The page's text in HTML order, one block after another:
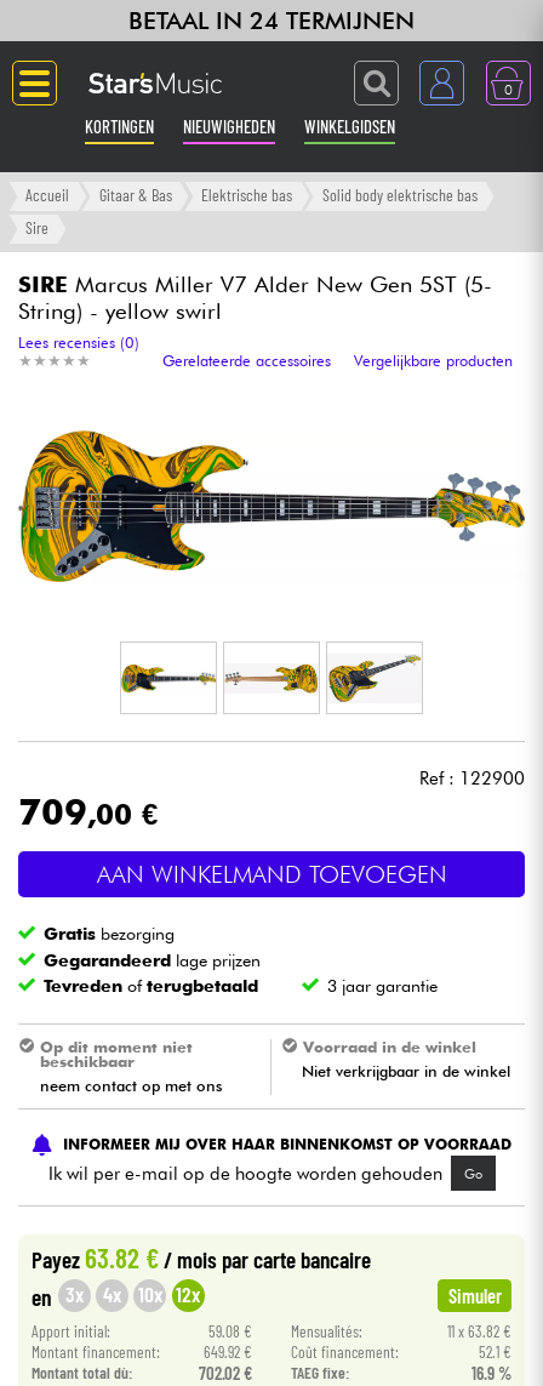
BETAAL IN 24 TERMIJNEN
0
KORTINGEN NIEUWIGHEDEN WINKELGIDSEN
Langue
Versterker & Effecten
Synths & samplers
Home-studio
Hoofdtelefoon
Licht
Drums & percussie
Blaasinstrument
Kinderen
Kabels & toebehoren
HiFi
Sets
Bekijk onze merken
Accueil Gitaar & Bas Elektrische bas
Solid body elektrische bas
Sire
SIRE Marcus Miller V7 Alder New Gen 5ST (5-
String) - yellow swirl
★ ★ ★ ★ ★
★ ★ ★ ★ ★
Lees recensies (0)
Gerelateerde accessoires
Vergelijkbare producten
Ref : 122900
709,00 €
AAN WINKELMAND TOEVOEGEN
Gratis bezorging
Gegarandeerd lage prijzen
Tevreden ofterugbetaald 3 jaar garantie
Op dit moment niet
beschikbaar
neem contact op met ons
Voorraad in de winkel
Niet verkrijgbaar in de winkel
INFORMEER MIJ OVER HAAR BINNENKOMST OP VOORRAAD
Ik wil per e-mail op de hoogte worden gehouden Go
Payez63.82 € / mois par carte bancaire
en 3x 4x 10x 12x Simuler
Apport initial: 59.08 € Mensualités:
11 x 63.82 €
Montant financement:
649.92 € Coût financement:
52.1 €
Montant total dù:
702.02 € TAEG fixe: 16.9 %